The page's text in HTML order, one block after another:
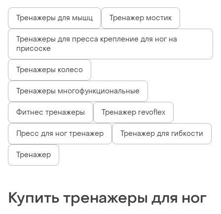
Тренажеры для мышц Тренажер мостик
Тренажеры для пресса крепление для ног на
присоске
Тренажеры колесо
Тренажеры многофункциональные
Фитнес тренажеры Тренажер revoflex
Пресс для ног тренажер Тренажер для гибкости
Тренажер
Купить тренажеры для ног